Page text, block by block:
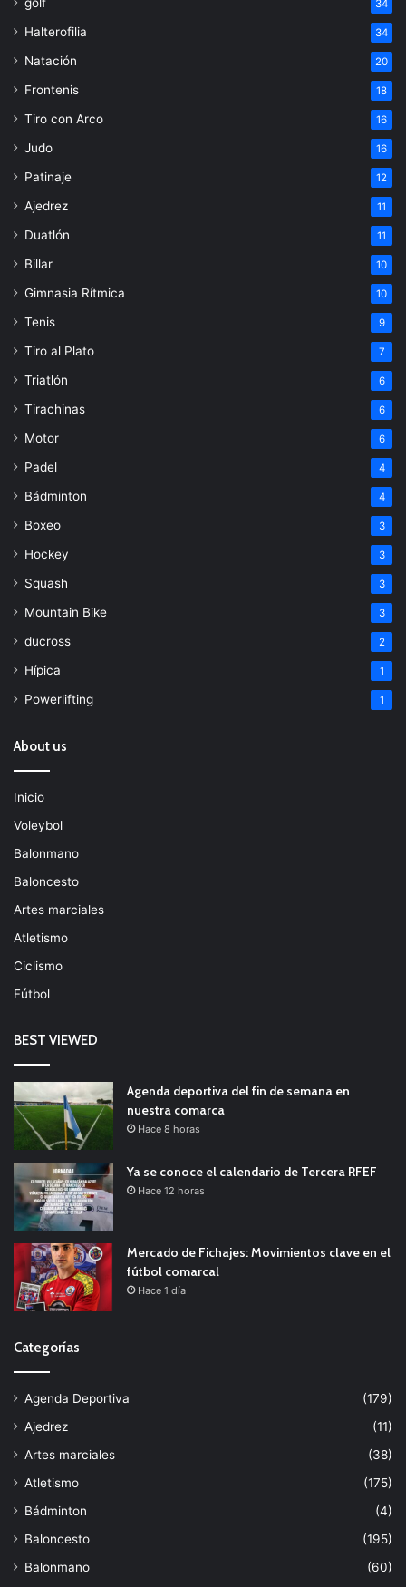
golf 34
Halterofilia 34
Natación 20
Frontenis 18
Tiro con Arco 16
Judo 16
Patinaje 12
Ajedrez 11
Duatlón 11
Billar 10
Gimnasia Rítmica 10
Tenis 9
Tiro al Plato 7
Triatlón 6
Tirachinas 6
Motor 6
Padel 4
Bádminton 4
Boxeo 3
Hockey 3
Squash 3
Mountain Bike 3
ducross 2
Hípica 1
Powerlifting 1
About us
Inicio
Voleybol
Balonmano
Baloncesto
Artes marciales
Atletismo
Ciclismo
Fútbol
BEST VIEWED
Agenda deportiva del fin de semana en
nuestra comarca
Hace 8 horas
Ya se conoce el calendario de Tercera RFEF
Hace 12 horas
Mercado de Fichajes: Movimientos clave en el
fútbol comarcal
Hace 1 día
Categorías
Agenda Deportiva
(179)
Ajedrez
(11)
Artes marciales
(38)
Atletismo
(175)
Bádminton
(4)
Baloncesto
(195)
Balonmano
(60)